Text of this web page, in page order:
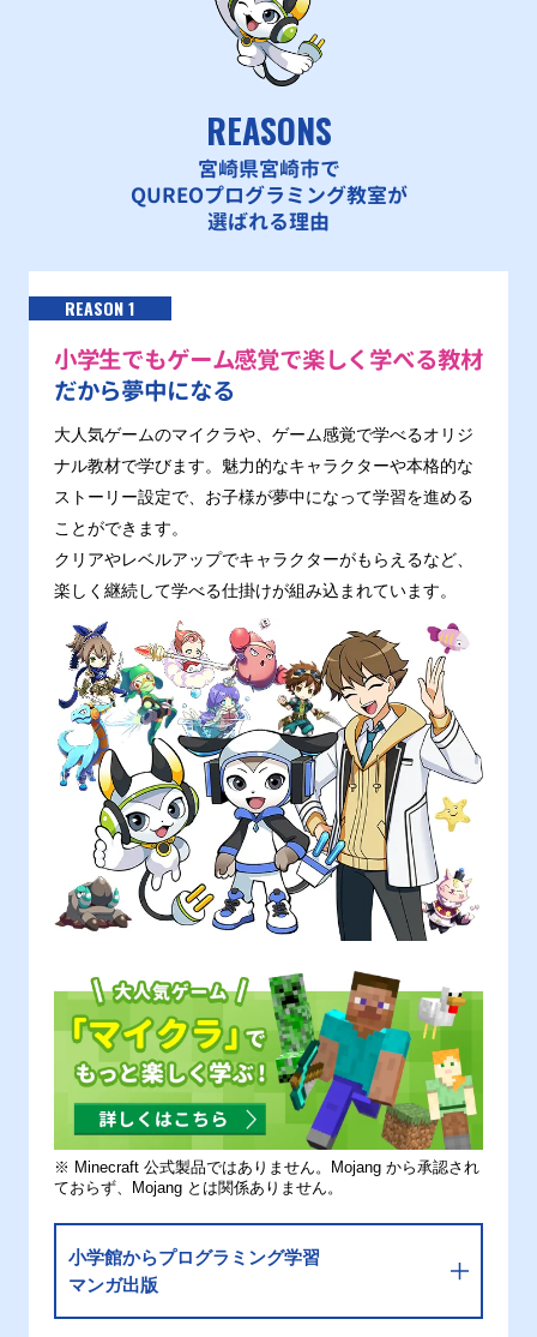
REASONS
宮崎県宮崎市で
QUREOプログラミング教室が
選ばれる理由
REASON 1
小学生でもゲーム感覚で楽しく学べる教材
だから夢中になる
大人気ゲームのマイクラや、ゲーム感覚で学べるオリジ
ナル教材で学びます。魅力的なキャラクターや本格的な
ストーリー設定で、お子様が夢中になって学習を進める
ことができます。
クリアやレベルアップでキャラクターがもらえるなど、
楽しく継続して学べる仕掛けが組み込まれています。
※ Minecraft 公式製品ではありません。Mojang から承認され
ておらず、Mojang とは関係ありません。
小学館からプログラミング学習
マンガ出版